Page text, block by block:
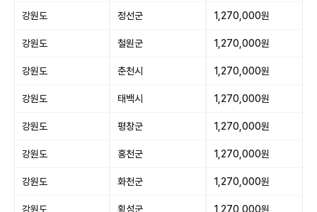
강원도 정선군 1,270,000원
강원도 철원군 1,270,000원
강원도 춘천시 1,270,000원
강원도 태백시 1,270,000원
강원도 평창군 1,270,000원
강원도 홍천군 1,270,000원
강원도 화천군 1,270,000원
강원도 횡성군 1,270,000원